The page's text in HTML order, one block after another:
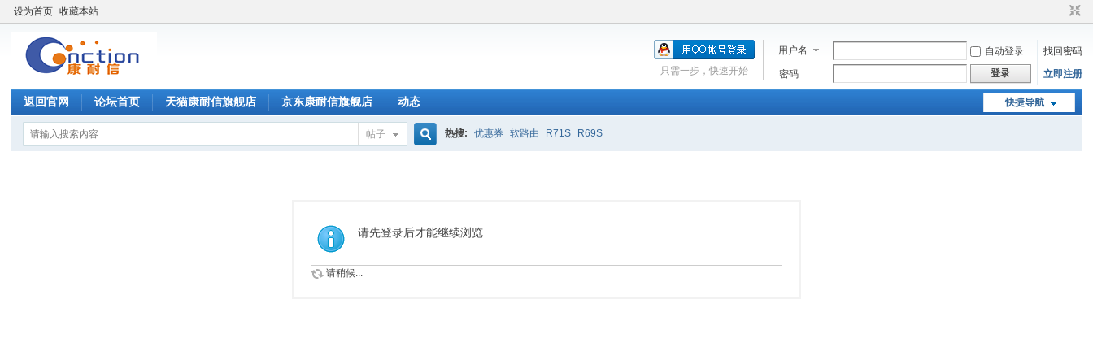
设为首页 收藏本站
用户名 自动登录
找回密码
密码
登录 立即注册
只需一步，快速开始
快捷导航
返回官网 论坛首页 天猫康耐信旗舰店 京东康耐信旗舰店 动态
帖子
索
热搜: 优惠券 软路由 R71S R69S
请先登录后才能继续浏览
请稍候...